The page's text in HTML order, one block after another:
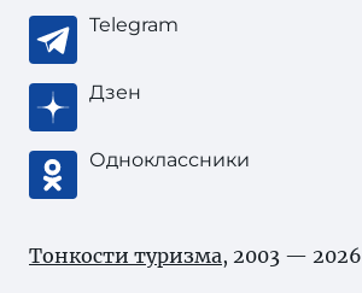
Telegram
Дзен
Одноклассники
Тонкости туризма, 2003 — 2026